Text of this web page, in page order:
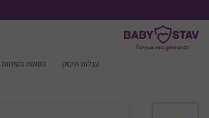
עגלות תינוק כסאות בטיחות